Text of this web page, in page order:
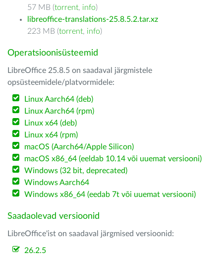
57 MB (torrent, info)
libreoffice-translations-25.8.5.2.tar.xz
223 MB (torrent, info)
Operatsioonisüsteemid
LibreOffice 25.8.5 on saadaval järgmistele
opsüsteemidele/platvormidele:
Linux Aarch64 (deb)
Linux Aarch64 (rpm)
Linux x64 (deb)
Linux x64 (rpm)
macOS (Aarch64/Apple Silicon)
macOS x86_64 (eeldab 10.14 või uuemat versiooni)
Windows (32 bit, deprecated)
Windows Aarch64
Windows x86_64 (eedab 7t või uuemat versiooni)
Saadaolevad versioonid
LibreOffice'ist on saadaval järgmised versioonid:
26.2.5